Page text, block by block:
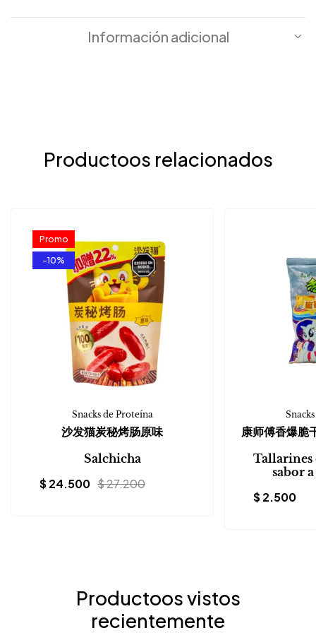
Información adicional
Productoos relacionados
Promo
-10%
Snacks de Proteína
沙发猫炭秘烤肠原味
Salchicha
$27.200
$24.500
康师傅香爆脆
Tallarines
sabor
$2.500
Productoos vistos
recientemente